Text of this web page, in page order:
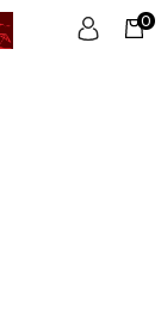
0